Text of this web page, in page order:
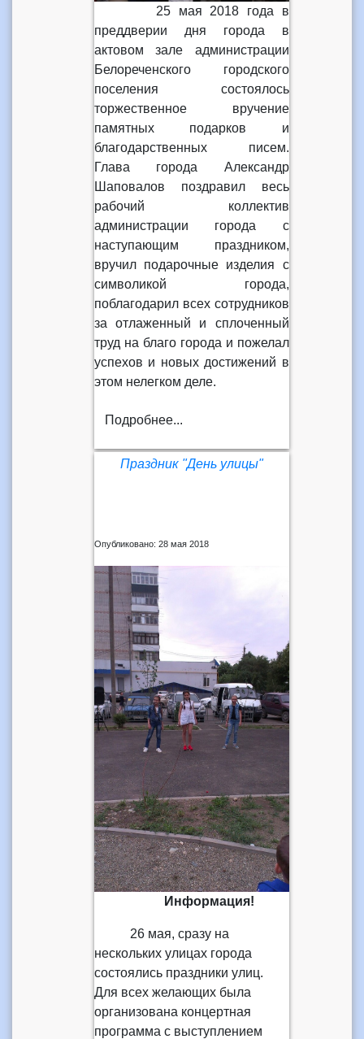
25 мая 2018 года в
преддверии дня города в
актовом зале администрации
Белореченского городского
поселения состоялось
торжественное вручение
памятных подарков и
благодарственных писем.
Глава города Александр
Шаповалов поздравил весь
рабочий коллектив
администрации города с
наступающим праздником,
вручил подарочные изделия с
символикой города,
поблагодарил всех сотрудников
за отлаженный и сплоченный
труд на благо города и пожелал
успехов и новых достижений в
этом нелегком деле.
Подробнее...
Праздник "День улицы"
Опубликовано: 28 мая 2018
Информация!
26 мая, сразу на
нескольких улицах города
состоялись праздники улиц.
Для всех желающих была
организована концертная
программа с выступлением